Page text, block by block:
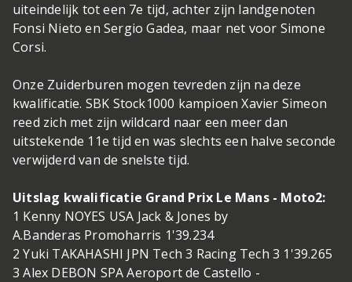
uiteindelijk tot een 7e tijd, achter zijn landgenoten
Fonsi Nieto en Sergio Gadea, maar net voor Simone
Corsi.
Onze Zuiderburen mogen tevreden zijn na deze
kwalificatie. SBK Stock1000 kampioen Xavier Simeon
reed zich met zijn wildcard naar een meer dan
uitstekende 11e tijd en was slechts een halve seconde
verwijderd van de snelste tijd.
Uitslag kwalificatie Grand Prix Le Mans - Moto2:
1 Kenny NOYES USA Jack & Jones by
A.Banderas Promoharris 1'39.234
2 Yuki TAKAHASHI JPN Tech 3 Racing Tech 3 1'39.265
3 Alex DEBON SPA Aeroport de Castello -